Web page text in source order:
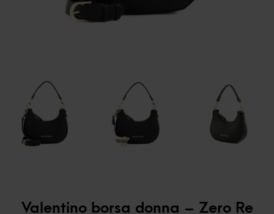
Valentino borsa donna – Zero Re